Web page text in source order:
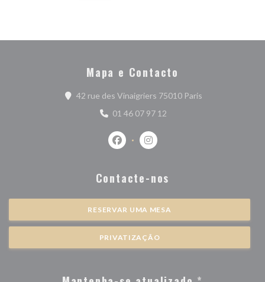
Mapa e Contacto
42 rue des Vinaigriers 75010 Paris
01 46 07 97 12
Facebook ((abre numa nova janela))
Instagram ((abre numa nova
Contacte-nos
RESERVAR UMA MESA
PRIVATIZAÇÃO